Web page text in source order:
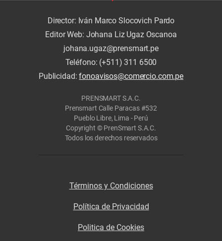
Director: Iván Marco Slocovich Pardo
Editor Web: Johana Liz Ugaz Oscanoa
johana.ugaz@prensmart.pe
Teléfono: (+511) 311 6500
Publicidad:fonoavisos@comercio.com.pe
PRENSMART S.A.C.
Prensmart Calle Paracas #532
Pueblo Libre, Lima - Perú
Copyright © PrenSmart S.A.C.
Todos los derechos reservados
Términos y Condiciones
Política de Privacidad
Politica de Cookies